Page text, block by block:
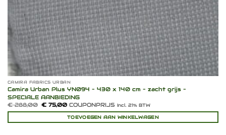
CAMIRA FABRICS URBAN
Camira Urban Plus YN094 – 430 x 140 cm – zacht grijs –
SPECIALE AANBIEDING
€288,00 Oorspronkelijke
prijs
was:
€ 288,00.
€ 75,00Huidige
prijs
is:
€ 75,00.
COUPONPRIJSIncl. 21% BTW
TOEVOEGEN AAN WINKELWAGEN